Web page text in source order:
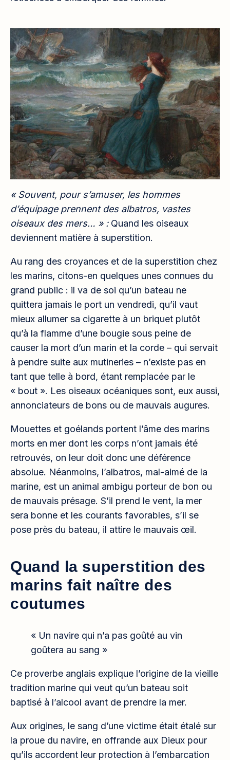
« Souvent, pour s’amuser, les hommes
d’équipage prennent des albatros, vastes
oiseaux des mers… » : Quand les oiseaux
deviennent matière à superstition.
Au rang des croyances et de la superstition chez
les marins, citons-en quelques unes connues du
grand public : il va de soi qu’un bateau ne
quittera jamais le port un vendredi, qu’il vaut
mieux allumer sa cigarette à un briquet plutôt
qu’à la flamme d’une bougie sous peine de
causer la mort d’un marin et la corde – qui servait
à pendre suite aux mutineries – n’existe pas en
tant que telle à bord, étant remplacée par le
« bout ». Les oiseaux océaniques sont, eux aussi,
annonciateurs de bons ou de mauvais augures.
Mouettes et goélands portent l’âme des marins
morts en mer dont les corps n’ont jamais été
retrouvés, on leur doit donc une déférence
absolue. Néanmoins, l’albatros, mal-aimé de la
marine, est un animal ambigu porteur de bon ou
de mauvais présage. S’il prend le vent, la mer
sera bonne et les courants favorables, s’il se
pose près du bateau, il attire le mauvais œil.
Quand la superstition des
marins fait naître des
coutumes
« Un navire qui n’a pas goûté au vin
goûtera au sang »
Ce proverbe anglais explique l’origine de la vieille
tradition marine qui veut qu’un bateau soit
baptisé à l’alcool avant de prendre la mer.
Aux origines, le sang d’une victime était étalé sur
la proue du navire, en offrande aux Dieux pour
qu’ils accordent leur protection à l’embarcation